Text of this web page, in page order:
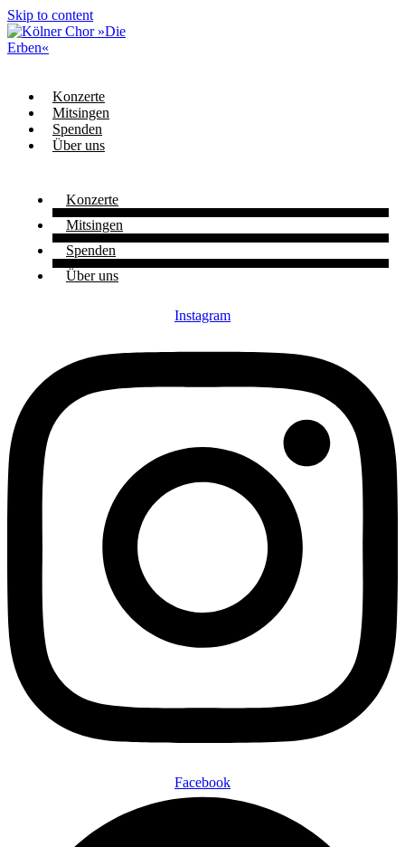
Skip to content
Konzerte
Mitsingen
Spenden
Über uns
Konzerte
Mitsingen
Spenden
Über uns
Instagram
Facebook